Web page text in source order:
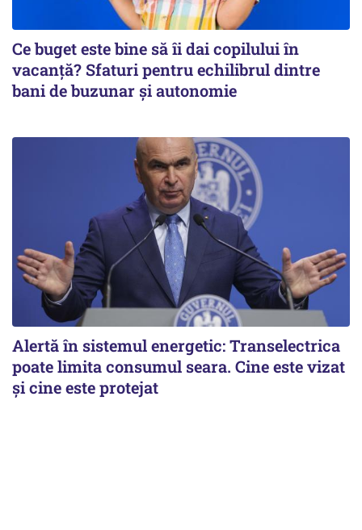
Ce buget este bine să îi dai copilului în
vacanță? Sfaturi pentru echilibrul dintre
bani de buzunar și autonomie
Alertă în sistemul energetic: Transelectrica
poate limita consumul seara. Cine este vizat
și cine este protejat